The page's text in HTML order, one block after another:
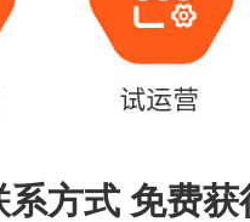
系方式 免费